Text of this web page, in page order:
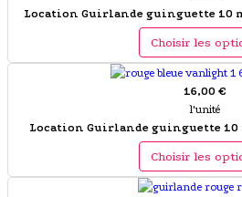
Location Guirlande guinguette 10
Choisir les
16,00 €
l'unité
Location Guirlande guinguette 10
Choisir les